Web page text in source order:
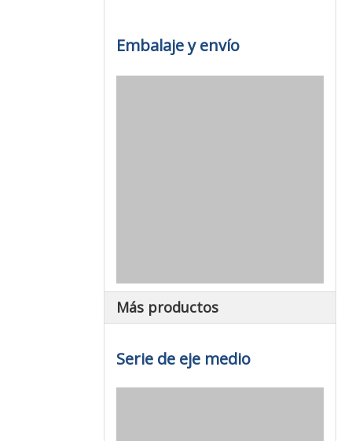
Embalaje y envío
Más productos
Serie de eje medio